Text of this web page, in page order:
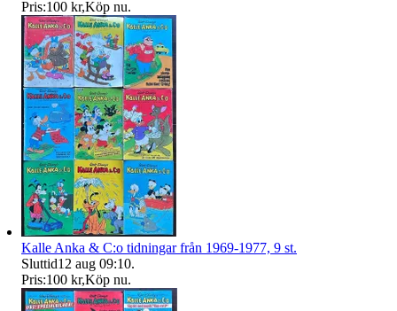
Pris:100 kr,Köp nu.
Kalle Anka & C:o tidningar från 1969-1977, 9 st.
Sluttid12 aug 09:10.
Pris:100 kr,Köp nu.